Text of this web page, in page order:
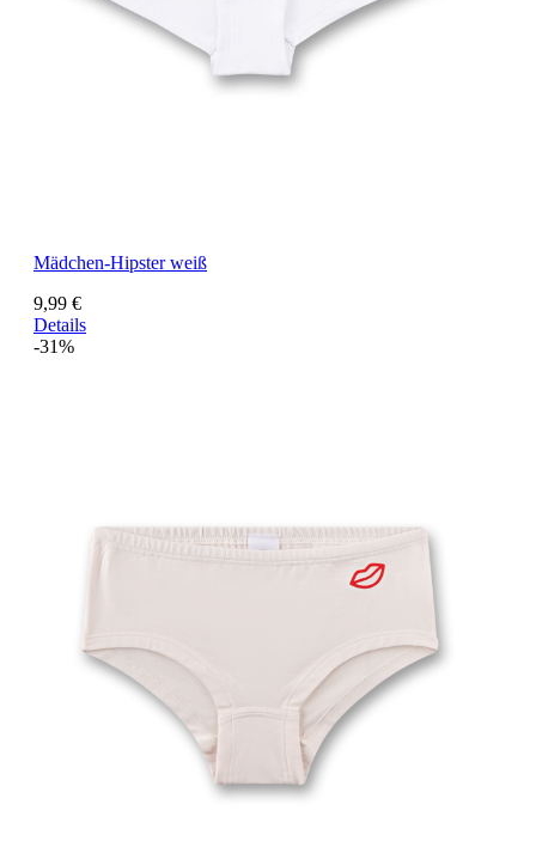
Mädchen-Hipster weiß
9,99 €
Details
-31%